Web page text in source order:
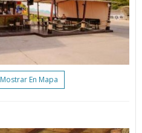
Mostrar En Mapa